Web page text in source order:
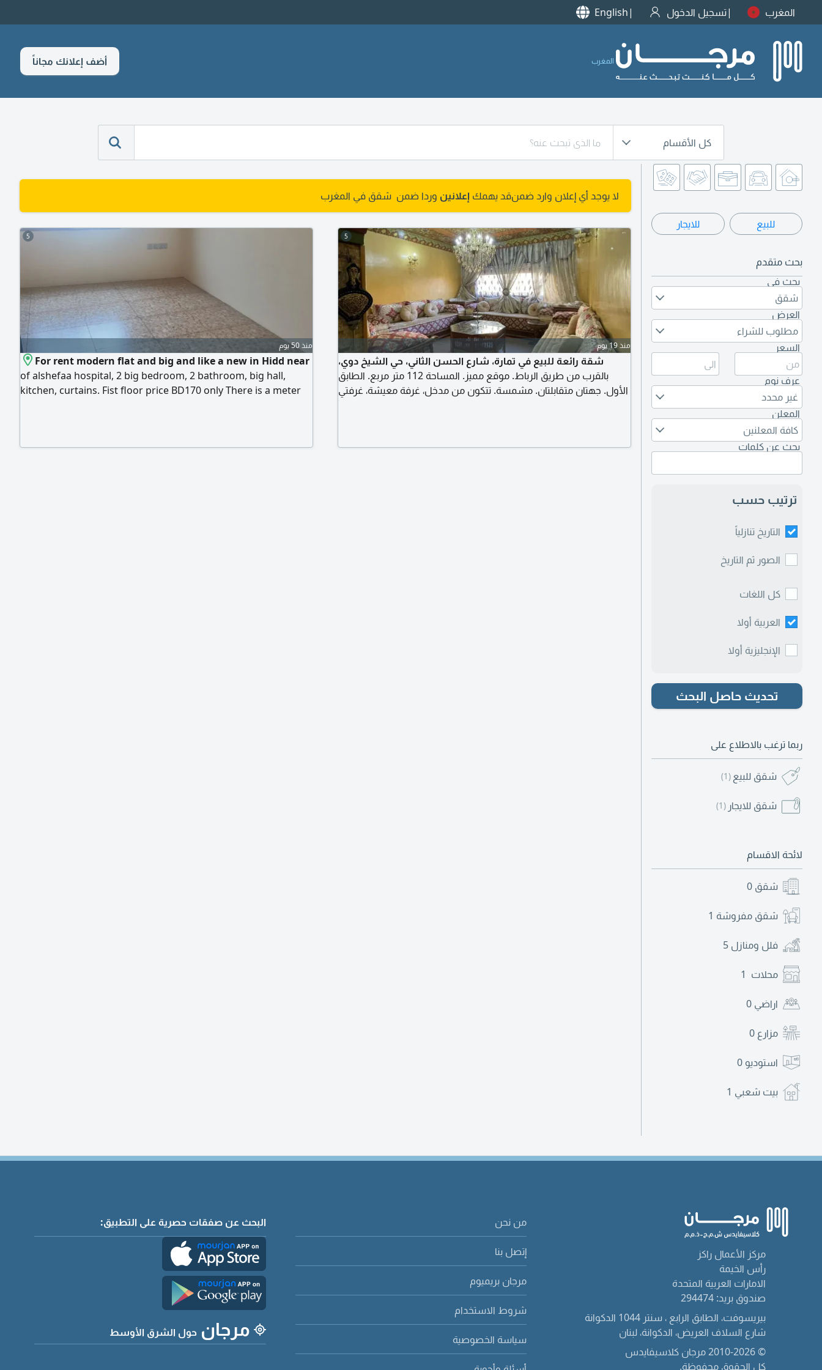
المغرب تسجيل الدخول English
المغرب أضف إعلانك مجاناً
كل الأقسام
للبيع للايجار
بحث متقدم
بحث في
شقق
العرض
مطلوب للشراء
السعر
عرف نوم
غير محدد
المعلن
كافة المعلنين
بحث عن كلمات
ترتيب حسب
التاريخ تنازلياً
الصور ثم التاريخ
كل اللغات
العربية أولا
الإنجليزية أولا
تحديث حاصل البحث
ربما ترغب بالاطلاع على
شقق للبيع (1)
شقق للايجار (1)
لائحة الاقسام
شقق 0
شقق مفروشة 1
فلل ومنازل 5
محلات 1
اراضي 0
مزارع 0
استوديو 0
بيت شعبي 1
لا يوجد أي إعلان وارد ضمنقد يهمك إعلانين وردا ضمن شقق في المغرب
5
منذ 19 يوم
شقة رائعة للبيع في تمارة، شارع الحسن الثاني، حي الشيخ دوي،
بالقرب من طريق الرباط. موقع مميز. المساحة 112 متر مربع. الطابق
الأول. جهتان متقابلتان. مشمسة. تتكون من مدخل، غرفة معيشة، غرفتي
5
منذ 50 يوم
For rent modern flat and big and like a new in Hidd near
of alshefaa hospital, 2 big bedroom, 2 bathroom, big hall,
kitchen, curtains. Fist floor price BD170 only There is a meter
مركز الأعمال راكز
رأس الخيمة
الامارات العربية المتحدة
صندوق بريد: 294474
بيريسوفت، الطابق الرابع ، سنتر 1044 الدكوانة
شارع السلاف العريض، الدكوانة، لبنان
© 2010-2026 مرجان كلاسيفايدس
كل الحقوق محفوظة.
من نحن
إتصل بنا
مرجان بريميوم
شروط الاستخدام
سياسة الخصوصية
البحث عن صفقات حصرية على التطبيق:
مرجان حول الشرق الأوسط